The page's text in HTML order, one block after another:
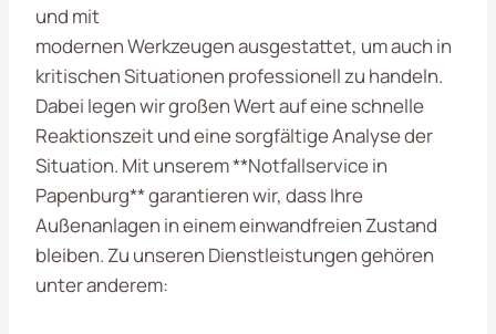
und mit
modernen Werkzeugen ausgestattet, um auch in
kritischen Situationen professionell zu handeln.
Dabei legen wir großen Wert auf eine schnelle
Reaktionszeit und eine sorgfältige Analyse der
Situation. Mit unserem **Notfallservice in
Papenburg** garantieren wir, dass Ihre
Außenanlagen in einem einwandfreien Zustand
bleiben. Zu unseren Dienstleistungen gehören
unter anderem: